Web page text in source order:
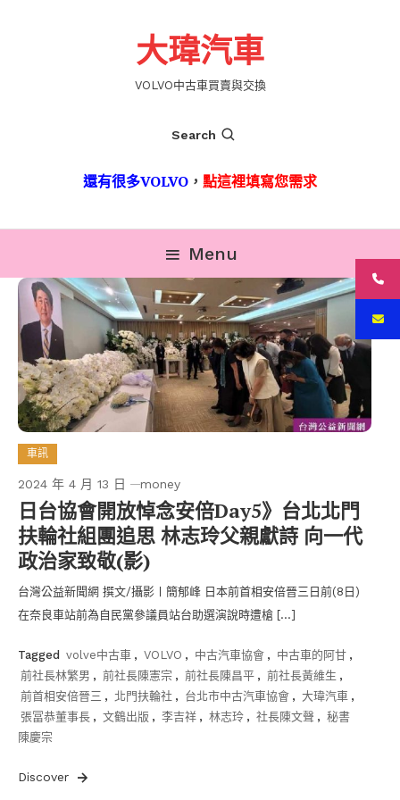
大瑋汽車
VOLVO中古車買賣與交換
Search
還有很多VOLVO ， 點這裡填寫您需求
Menu
車訊
2024 年 4 月 13 日 money
日台協會開放悼念安倍Day5》台北北門
扶輪社組團追思 林志玲父親獻詩 向一代
政治家致敬(影)
台灣公益新聞網 撰文/攝影〡簡郁峰 日本前首相安倍晉三日前(8日)
在奈良車站前為自民黨參議員站台助選演說時遭槍 […]
Tagged volve中古車 , VOLVO , 中古汽車協會 , 中古車的阿甘 ,
前社長林繁男 , 前社長陳憲宗 , 前社長陳昌平 , 前社長黃維生 ,
前首相安倍晉三 , 北門扶輪社 , 台北市中古汽車協會 , 大瑋汽車 ,
張冨恭董事長 , 文鶴出版 , 李吉祥 , 林志玲 , 社長陳文聲 , 秘書
陳慶宗
Discover